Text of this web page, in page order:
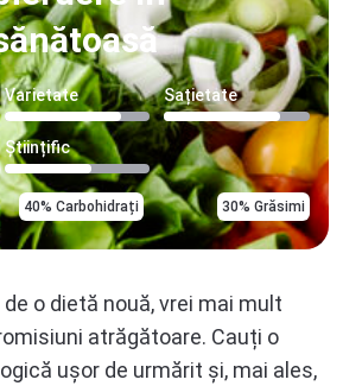
Varietate Sațietate
Științific
40% Carbohidrați 30% Grăsimi
o dietă nouă, vrei mai mult
atrăgătoare. Cauți o
ușor de urmărit și, mai ales,